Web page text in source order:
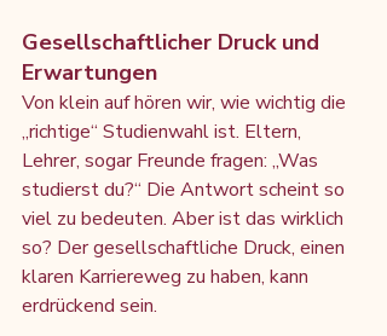
Gesellschaftlicher Druck und
Erwartungen
Von klein auf hören wir, wie wichtig die
„richtige“ Studienwahl ist. Eltern,
Lehrer, sogar Freunde fragen: „Was
studierst du?“ Die Antwort scheint so
viel zu bedeuten. Aber ist das wirklich
so? Der gesellschaftliche Druck, einen
klaren Karriereweg zu haben, kann
erdrückend sein.